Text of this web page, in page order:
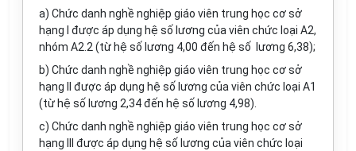
a) Chức danh nghề nghiệp giáo viên trung học cơ sở
hạng I được áp dụng hệ số lương của viên chức loại A2,
nhóm A2.2 (từ hệ số lương 4,00 đến hệ số lương 6,38);
b) Chức danh nghề nghiệp giáo viên trung học cơ sở
hạng II được áp dụng hệ số lương của viên chức loại A1
(từ hệ số lương 2,34 đến hệ số lương 4,98).
c) Chức danh nghề nghiệp giáo viên trung học cơ sở
hạng III được áp dụng hệ số lương của viên chức loại